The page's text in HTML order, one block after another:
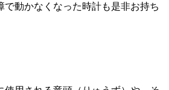
で動かなくなった時計も是非お持ち